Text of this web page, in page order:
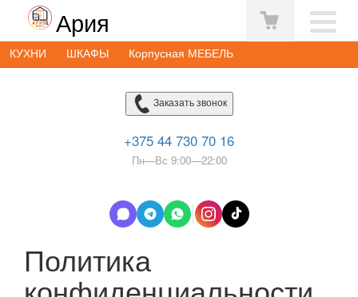
Ария
КУХНИ ШКАФЫ Корпусная МЕБЕЛЬ
Заказать звонок
+375 44 730 70 16
Пн—Вс 9:00—22:00
Политика